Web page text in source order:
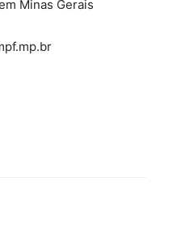
Minas Gerais